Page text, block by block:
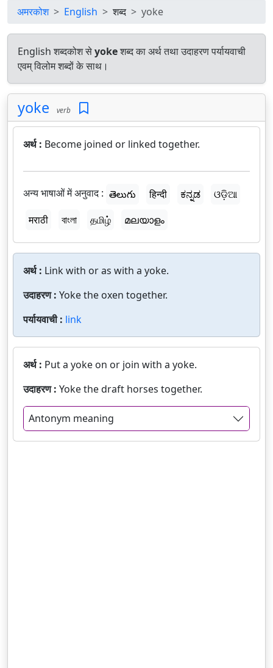
अमरकोश English शब्द yoke
English शब्दकोश सेyokeशब्द का अर्थ तथा उदाहरण पर्यायवाची
एवम् विलोम शब्दों के साथ।
yoke verb
अर्थ : Become joined or linked together.
अन्य भाषाओं में अनुवाद : తెలుగు हिन्दी ಕನ್ನಡ
ଓଡ଼ିଆ
मराठी
বাংলা தமிழ் മലയാളം
अर्थ : Link with or as with a yoke.
उदाहरण : Yoke the oxen together.
पर्यायवाची : link
अर्थ : Put a yoke on or join with a yoke.
उदाहरण : Yoke the draft horses together.
Antonym meaning